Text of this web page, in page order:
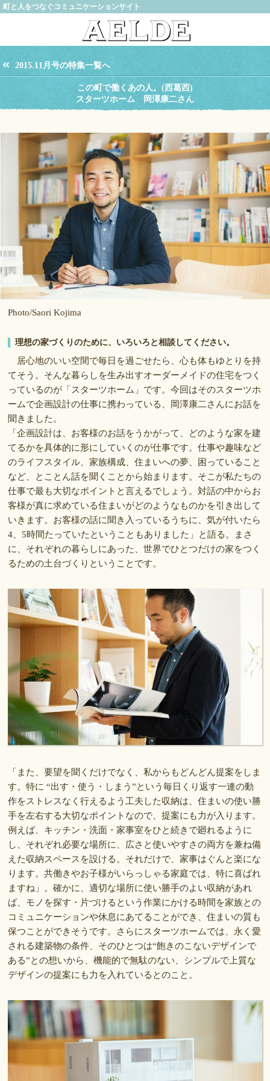
町と人をつなぐコミュニケーションサイト
2015.11月号の特集一覧へ
この町で働くあの人。(西葛西)
スターツホーム 岡澤康二さん
Photo/Saori Kojima
理想の家づくりのために、いろいろと相談してください。
居心地のいい空間で毎日を過ごせたら、心も体もゆとりを持
てそう。そんな暮らしを生み出すオーダーメイドの住宅をつく
っているのが「スターツホーム」です。今回はそのスターツホ
ームで企画設計の仕事に携わっている、岡澤康二さんにお話を
聞きました。
「企画設計は、お客様のお話をうかがって、どのような家を建
てるかを具体的に形にしていくのが仕事です。仕事や趣味など
のライフスタイル、家族構成、住まいへの夢、困っていること
など、とことん話を聞くことから始まります。そこが私たちの
仕事で最も大切なポイントと言えるでしょう。対話の中からお
客様が真に求めている住まいがどのようなものかを引き出して
いきます。お客様の話に聞き入っているうちに、気が付いたら
4、5時間たっていたということもありました」と語る。まさ
に、それぞれの暮らしにあった、世界でひとつだけの家をつく
るための土台づくりということです。
「また、要望を聞くだけでなく、私からもどんどん提案をしま
す。特に “出す・使う・しまう”という毎日くり返す一連の動
作をストレスなく行えるよう工夫した収納は、住まいの使い勝
手を左右する大切なポイントなので、提案にも力が入ります。
例えば、キッチン・洗面・家事室をひと続きで廻れるように
し、それぞれ必要な場所に、広さと使いやすさの両方を兼ね備
えた収納スペースを設ける。それだけで、家事はぐんと楽にな
ります。共働きやお子様がいらっしゃる家庭では、特に喜ばれ
ますね」。確かに、適切な場所に使い勝手のよい収納があれ
ば、モノを探す・片づけるという作業にかける時間を家族との
コミュニケーションや休息にあてることができ、住まいの質も
保つことができそうです。さらにスターツホームでは、永く愛
される建築物の条件、そのひとつは“飽きのこないデザインで
ある”との想いから、機能的で無駄のない、シンプルで上質な
デザインの提案にも力を入れているとのこと。